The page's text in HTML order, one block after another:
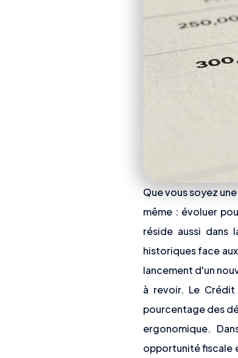
Que vous soyez
même : évoluer
réside aussi dans
historiques face
lancement d'un
à revoir. Le
pourcentage des
ergonomique.
opportunité fiscale